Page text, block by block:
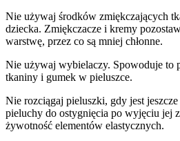
Nie używaj środków zmiękczających
dziecka. Zmiękczacze i kremy
warstwę, przez co są mniej chłonne.
Nie używaj wybielaczy. Spowoduje to
tkaniny i gumek w pieluszce.
Nie rozciągaj pieluszki, gdy jest jeszcze
pieluchy do ostygnięcia po wyjęciu jej
żywotność elementów elastycznych.